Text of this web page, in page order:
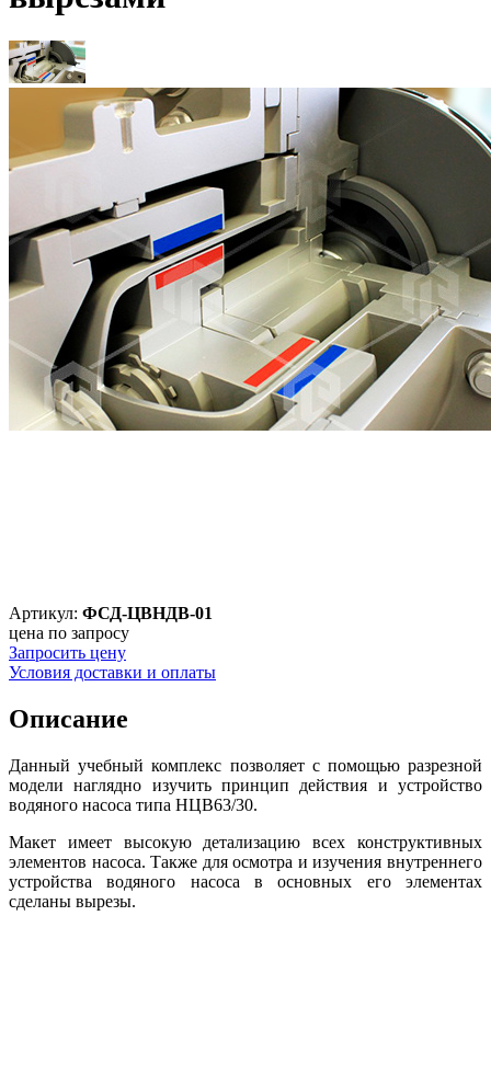
Артикул: ФСД-ЦВНДВ-01
цена по запросу
Запросить цену
Условия доставки и оплаты
Описание
Данный учебный комплекс позволяет с помощью разрезной
модели наглядно изучить принцип действия и устройство
водяного насоса типа НЦВ63/30.
Макет имеет высокую детализацию всех конструктивных
элементов насоса. Также для осмотра и изучения внутреннего
устройства водяного насоса в основных его элементах
сделаны вырезы.